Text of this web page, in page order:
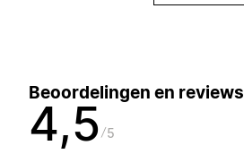
Beoordelingen en reviews
4,5 5